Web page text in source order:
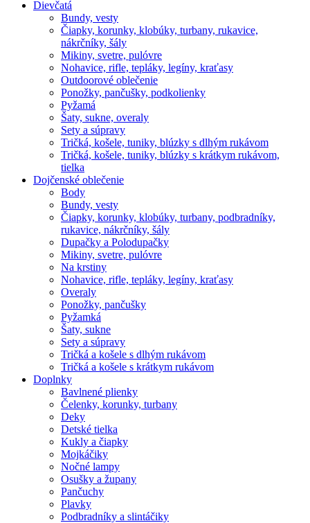
Dievčatá
Bundy, vesty
Čiapky, korunky, klobúky, turbany, rukavice,
nákrčníky, šály
Mikiny, svetre, pulóvre
Nohavice, rifle, tepláky, legíny, kraťasy
Outdoorové oblečenie
Ponožky, pančušky, podkolienky
Pyžamá
Šaty, sukne, overaly
Sety a súpravy
Tričká, košele, tuniky, blúzky s dlhým rukávom
Tričká, košele, tuniky, blúzky s krátkym rukávom,
tielka
Dojčenské oblečenie
Body
Bundy, vesty
Čiapky, korunky, klobúky, turbany, podbradníky,
rukavice, nákrčníky, šály
Dupačky a Polodupačky
Mikiny, svetre, pulóvre
Na krstiny
Nohavice, rifle, tepláky, legíny, kraťasy
Overaly
Ponožky, pančušky
Pyžamká
Šaty, sukne
Sety a súpravy
Tričká a košele s dlhým rukávom
Tričká a košele s krátkym rukávom
Doplnky
Bavlnené plienky
Čelenky, korunky, turbany
Deky
Detské tielka
Kukly a čiapky
Mojkáčiky
Nočné lampy
Osušky a župany
Pančuchy
Plavky
Podbradníky a slintáčiky